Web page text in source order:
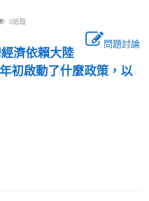
0追蹤
問題討論
濟依賴大陸
初啟動了什麼政策，以